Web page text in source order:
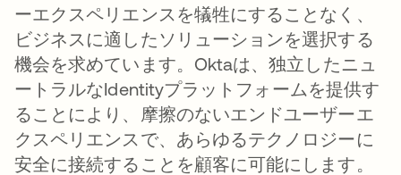
ーエクスペリエンスを犠牲にすることなく、
ビジネスに適したソリューションを選択する
機会を求めています。Oktaは、独立したニュ
ートラルなIdentityプラットフォームを提供す
ることにより、摩擦のないエンドユーザーエ
クスペリエンスで、あらゆるテクノロジーに
安全に接続することを顧客に可能にします。